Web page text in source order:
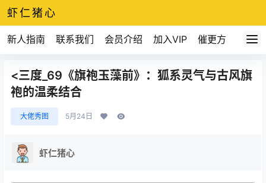
虾仁猪心
新人指南 联系我们 会员介绍 加入VIP 催更方式
<三度_69《旗袍玉藻前》：狐系灵气与古风旗
袍的温柔结合
大佬秀图 5月24日
虾仁猪心